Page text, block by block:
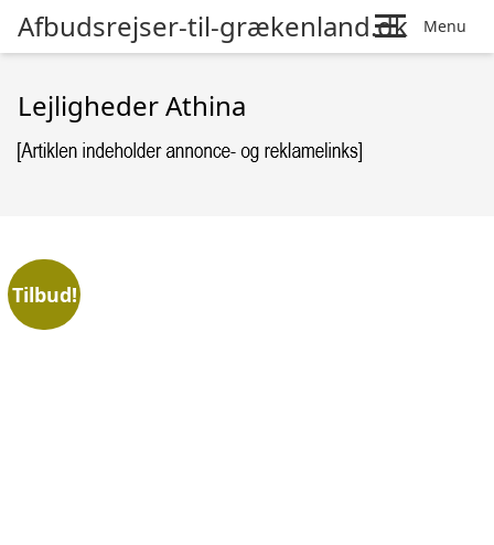
Afbudsrejser-til-grækenland.dk Menu
Lejligheder Athina
Tilbud!